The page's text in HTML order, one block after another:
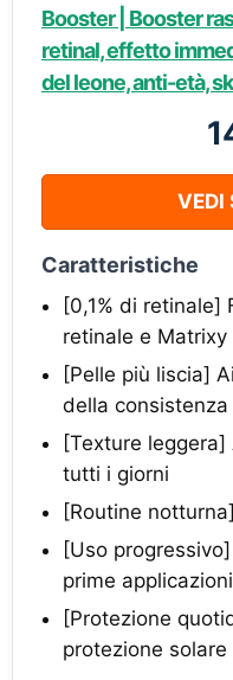
Booster | Booster
retinal, effetto
del leone, anti-età,
VEDI
Caratteristiche
[0,1% di retinale]
retinale e Matrixy
[Pelle più liscia]
della
[Texture
tutti i giorni
[Routine
[Uso
prime applicazioni
[Protezione
protezione